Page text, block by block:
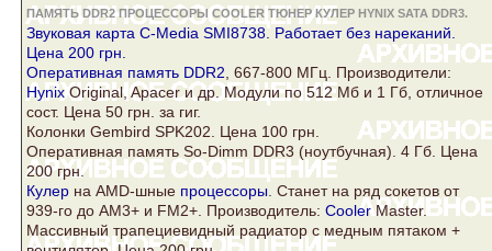
ПАМЯТЬ DDR2 ПРОЦЕССОРЫ COOLER ТЮНЕР КУЛЕР HYNIX SATA DDR3.
Звуковая карта C-Media SMI8738. Работает без нареканий.
Цена 200 грн.
Оперативная память DDR2 , 667-800 МГц. Производители:
HynixOriginal, Apacer и др. Модули по 512 Мб и 1 Гб, отличное
сост. Цена 50 грн. за гиг.
Колонки Gembird SPK202. Цена 100 грн.
Оперативная память So-Dimm DDR3 (ноутбучная). 4 Гб. Цена
200 грн.
Кулер на AMD-шные процессоры . Станет на ряд сокетов от
939-го до AM3+ и FM2+. Производитель: CoolerMaster.
Массивный трапециевидный радиатор с медным пятаком +